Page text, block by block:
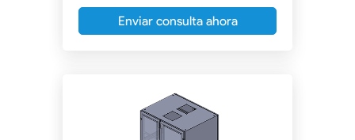
Enviar consulta ahora